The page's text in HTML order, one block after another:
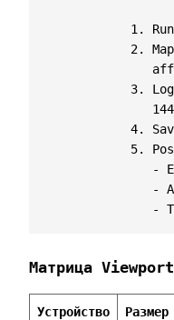
-
Матрица
Устройство Размер